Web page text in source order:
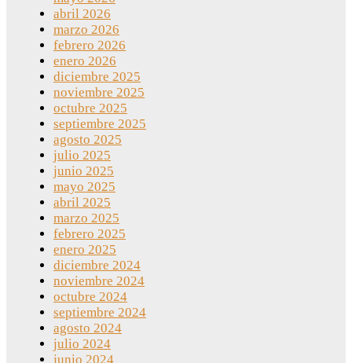
abril 2026
marzo 2026
febrero 2026
enero 2026
diciembre 2025
noviembre 2025
octubre 2025
septiembre 2025
agosto 2025
julio 2025
junio 2025
mayo 2025
abril 2025
marzo 2025
febrero 2025
enero 2025
diciembre 2024
noviembre 2024
octubre 2024
septiembre 2024
agosto 2024
julio 2024
junio 2024